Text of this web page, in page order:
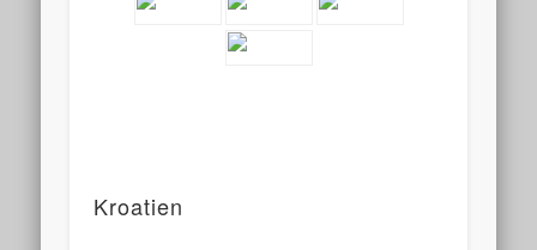
Kroatien